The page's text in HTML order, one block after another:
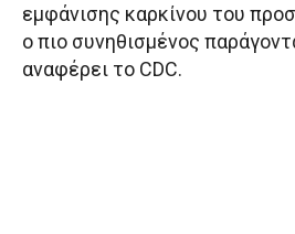
εμφάνισης καρκίνου του
ο πιο συνηθισμένος
αναφέρει το CDC.